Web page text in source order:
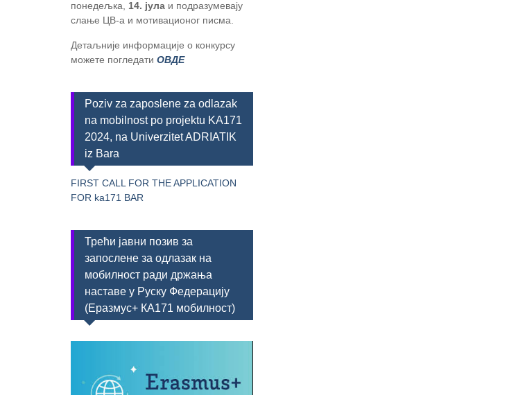
понедељка, 14. јула и подразумевају
слање ЦВ-а и мотивационог писма.
Детаљније информације о конкурсу
можете погледати ОВДЕ
Poziv za zaposlene za odlazak
na mobilnost po projektu KA171
2024, na Univerzitet ADRIATIK
iz Bara
FIRST CALL FOR THE APPLICATION
FOR ka171 BAR
Трећи јавни позив за
запослене за одлазак на
мобилност ради држања
наставе у Руску Федерацију
(Еразмус+ КА171 мобилност)